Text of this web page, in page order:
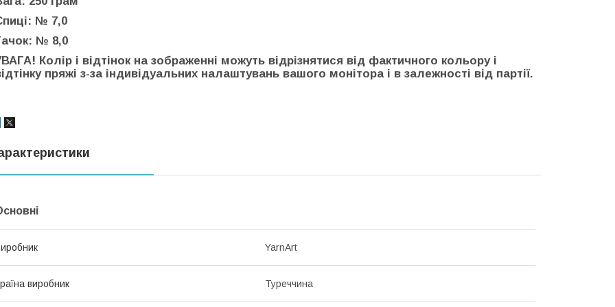
№ 7,0
№ 8,0
Колір і відтінок на зображенні можуть відрізнятися від фактичного кольору і
пряжі з-за індивідуальних налаштувань вашого монітора і в залежності від партії.
YarnArt
виробник Туреччина